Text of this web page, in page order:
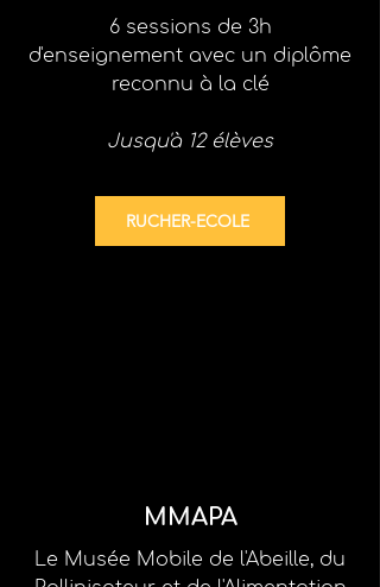
6 sessions de 3h
d'enseignement avec un diplôme
reconnu à la clé
Jusqu'à 12 élèves
RUCHER-ECOLE
MMAPA
Le Musée Mobile de l'Abeille, du